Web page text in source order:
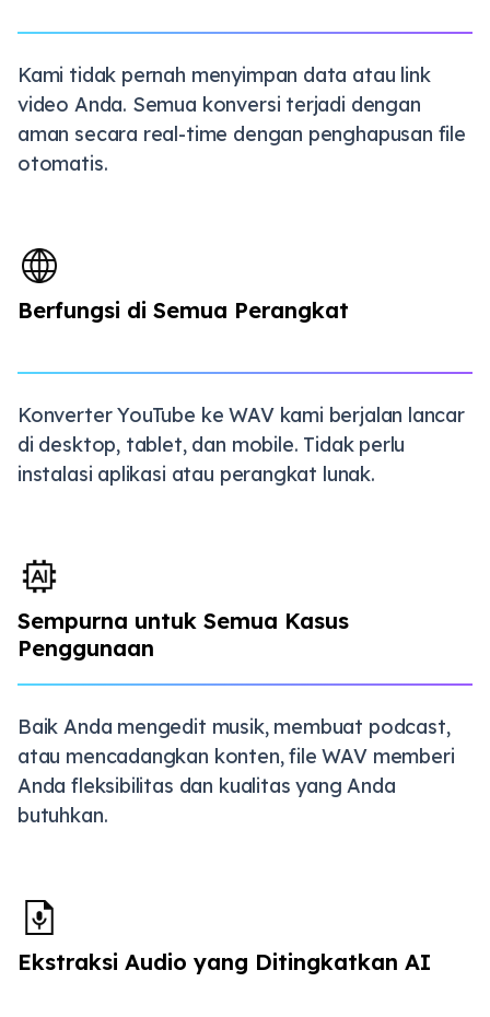
Kami tidak pernah menyimpan data atau link
video Anda. Semua konversi terjadi dengan
aman secara real-time dengan penghapusan file
otomatis.
Berfungsi di Semua Perangkat
Konverter YouTube ke WAV kami berjalan lancar
di desktop, tablet, dan mobile. Tidak perlu
instalasi aplikasi atau perangkat lunak.
Sempurna untuk Semua Kasus
Penggunaan
Baik Anda mengedit musik, membuat podcast,
atau mencadangkan konten, file WAV memberi
Anda fleksibilitas dan kualitas yang Anda
butuhkan.
Ekstraksi Audio yang Ditingkatkan AI